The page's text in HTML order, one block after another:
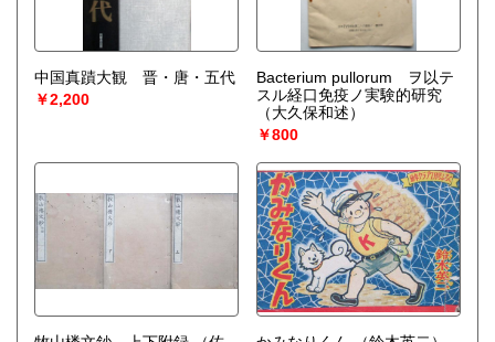
中国真蹟大観 晋・唐・五代
￥2,200
Bacterium pullorum ヲ以テ
スル経口免疫ノ実験的研究
（大久保和述）
￥800